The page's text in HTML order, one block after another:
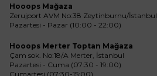
Hooops Mağaza
Zerujport AVM No:38 Zeytinburnu/İstanbul
Pazartesi - Pazar (10:00 - 22:00)
Hooops Merter Toptan Mağaza
Çam sok. No:18/A Merter, İstanbul
Pazartesi - Cuma (07:30 - 19:00)
Cumartesi (07:30-15:00)